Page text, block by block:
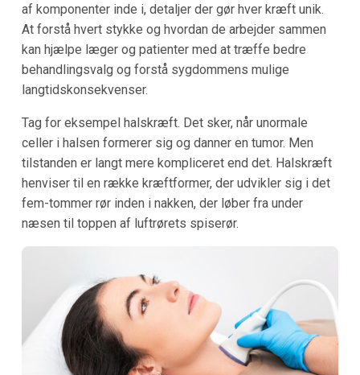
af komponenter inde i, detaljer der gør hver kræft unik.
At forstå hvert stykke og hvordan de arbejder sammen
kan hjælpe læger og patienter med at træffe bedre
behandlingsvalg og forstå sygdommens mulige
langtidskonsekvenser.
Tag for eksempel halskræft. Det sker, når unormale
celler i halsen formerer sig og danner en tumor. Men
tilstanden er langt mere kompliceret end det. Halskræft
henviser til en række kræftformer, der udvikler sig i det
fem-tommer rør inden i nakken, der løber fra under
næsen til toppen af luftrørets spiserør.